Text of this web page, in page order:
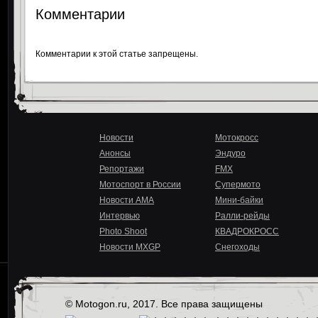
Комментарии
Комментарии к этой статье запрещены.
Новости
Анонсы
Репортажи
Мотоспорт в России
Новости AMA
Интервью
Photo Shoot
Новости MXGP
Мотокросс
Эндуро
FMX
Супермото
Мини-байки
Ралли-рейды
КВАДРОКРОСС
Снегоходы
© Motogon.ru, 2017. Все права защищены